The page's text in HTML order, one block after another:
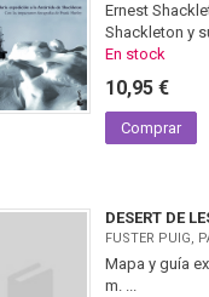
Ernest
Shackleton y
En stock
10,95 €
Comprar
DESERT DE
FUSTER PUIG,
Mapa y guía
m. ...